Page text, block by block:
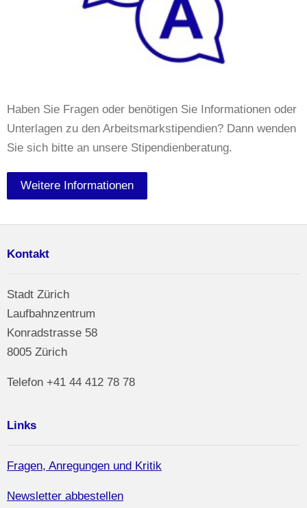
Haben Sie Fragen oder benötigen Sie Informationen oder
Unterlagen zu den Arbeitsmarkstipendien? Dann wenden
Sie sich bitte an unsere Stipendienberatung.
Weitere Informationen
Kontakt
Stadt Zürich
Laufbahnzentrum
Konradstrasse 58
8005 Zürich
Telefon +41 44 412 78 78
Links
Fragen, Anregungen und Kritik
Newsletter abbestellen